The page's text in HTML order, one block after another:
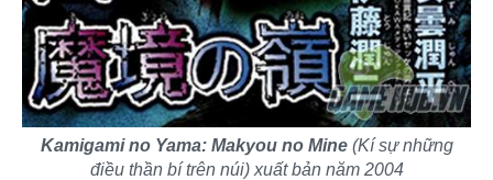
Kamigami no Yama: Makyou no Mine(Kí sự những
điều thần bí trên núi) xuất bản năm 2004